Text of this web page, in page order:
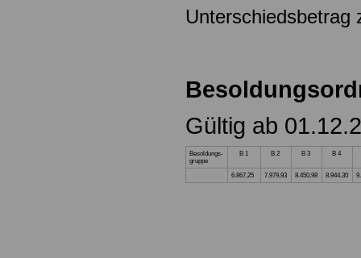
Unterschiedsbetrag
Gültig ab
Besoldungs-
gruppe
B 1 B 2 B 3 B 4
6.867,25 7.979,93 8.450,98 8.944,30